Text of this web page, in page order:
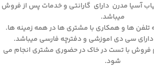
آسیا مدرن دارای گارانتی و خدمات پس از فروش
میباشد.
فروش با تست در خاک در حضوری مشتری انجام می
شود.